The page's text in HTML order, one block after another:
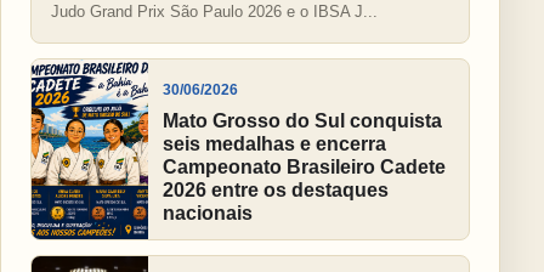
Judo Grand Prix São Paulo 2026 e o IBSA J...
30/06/2026
Mato Grosso do Sul conquista
seis medalhas e encerra
Campeonato Brasileiro Cadete
2026 entre os destaques
nacionais